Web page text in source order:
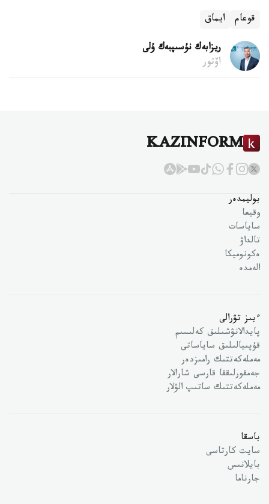
قوعام ايماق
ريزابەك نۇسىپبەك ۇلى
اۆتور
KAZINFORM
بوليمدەر
وقيعا
ساياسات
تالداۋ
ەكونوميكا
الەمدە
ءبىز تۋرالى
پايدالانۋشىلىق كەلىسىم
قۇپىيالىلىق ساياساتى
مەملەكەتتىك رامىزدەر
جەمقورلىققا قارسى شارالار
مەملەكەتتىك ساتىپ الۋلار
باسقا
سايت كارتاسى
بايلانىس
جارناما